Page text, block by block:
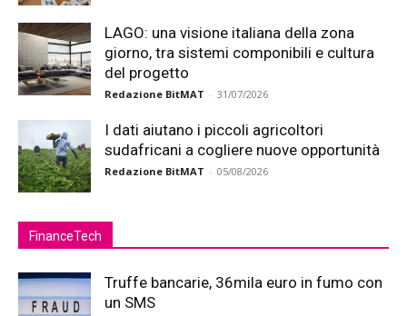
LAGO: una visione italiana della zona
giorno, tra sistemi componibili e cultura
del progetto
Redazione BitMAT - 31/07/2026
I dati aiutano i piccoli agricoltori
sudafricani a cogliere nuove opportunità
Redazione BitMAT - 05/08/2026
FinanceTech
Truffe bancarie, 36mila euro in fumo con
un SMS